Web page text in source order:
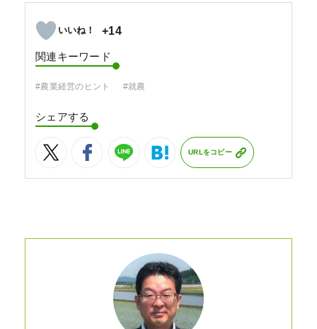
+14
関連キーワード
#農業経営のヒント #就農
シェアする
URLをコピー